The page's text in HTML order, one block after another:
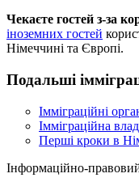
Чекаєте гостей з-за
іноземних гостей
Німеччині та Європі.
Подальші
Імміграційні
Імміграційна
Перші кроки в
Інформаційно-